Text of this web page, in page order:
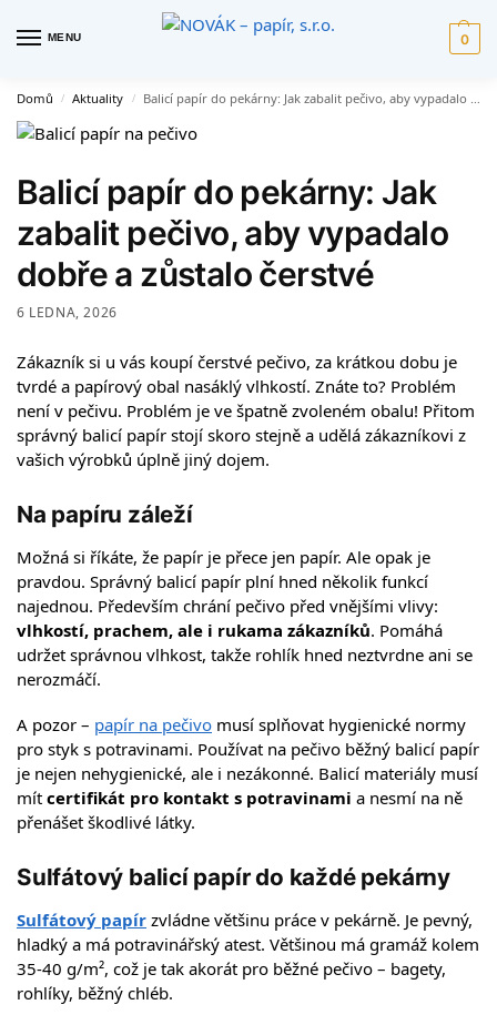
MENU 0
Domů / Aktuality / Balicí papír do pekárny: Jak zabalit pečivo, aby vypadalo dobře a zůstalo čerstvé
Balicí papír do pekárny: Jak
zabalit pečivo, aby vypadalo
dobře a zůstalo čerstvé
6 LEDNA, 2026
Zákazník si u vás koupí čerstvé pečivo, za krátkou dobu je
tvrdé a papírový obal nasáklý vlhkostí. Znáte to? Problém
není v pečivu. Problém je ve špatně zvoleném obalu! Přitom
správný balicí papír stojí skoro stejně a udělá zákazníkovi z
vašich výrobků úplně jiný dojem.
Na papíru záleží
Možná si říkáte, že papír je přece jen papír. Ale opak je
pravdou. Správný balicí papír plní hned několik funkcí
najednou. Především chrání pečivo před vnějšími vlivy:
vlhkostí, prachem, ale i rukama zákazníků. Pomáhá
udržet správnou vlhkost, takže rohlík hned neztvrdne ani se
nerozmáčí.
A pozor – papír na pečivo musí splňovat hygienické normy
pro styk s potravinami. Používat na pečivo běžný balicí papír
je nejen nehygienické, ale i nezákonné. Balicí materiály musí
mít certifikát pro kontakt s potravinami a nesmí na ně
přenášet škodlivé látky.
Sulfátový balicí papír do každé pekárny
Sulfátový papír zvládne většinu práce v pekárně. Je pevný,
hladký a má potravinářský atest. Většinou má gramáž kolem
35-40 g/m², což je tak akorát pro běžné pečivo – bagety,
rohlíky, běžný chléb.